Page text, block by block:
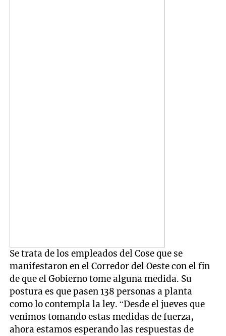
Se trata de los empleados del Cose que se
manifestaron en el Corredor del Oeste con el fin
de que el Gobierno tome alguna medida. Su
postura es que pasen 138 personas a planta
como lo contempla la ley. “Desde el jueves que
venimos tomando estas medidas de fuerza,
ahora estamos esperando las respuestas de